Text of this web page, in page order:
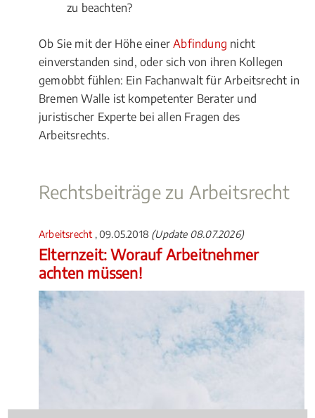
zu beachten?
Ob Sie mit der Höhe einerAbfindung nicht
einverstanden sind, oder sich von ihren Kollegen
gemobbt fühlen: Ein Fachanwalt für Arbeitsrecht in
Bremen Walle ist kompetenter Berater und
juristischer Experte bei allen Fragen des
Arbeitsrechts.
Rechtsbeiträge zu Arbeitsrecht
Arbeitsrecht , 09.05.2018 (Update 08.07.2026)
Elternzeit: Worauf Arbeitnehmer
achten müssen!